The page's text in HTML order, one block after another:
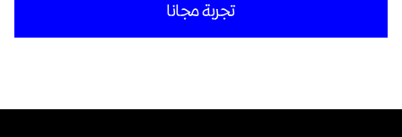
تجربة مجانا